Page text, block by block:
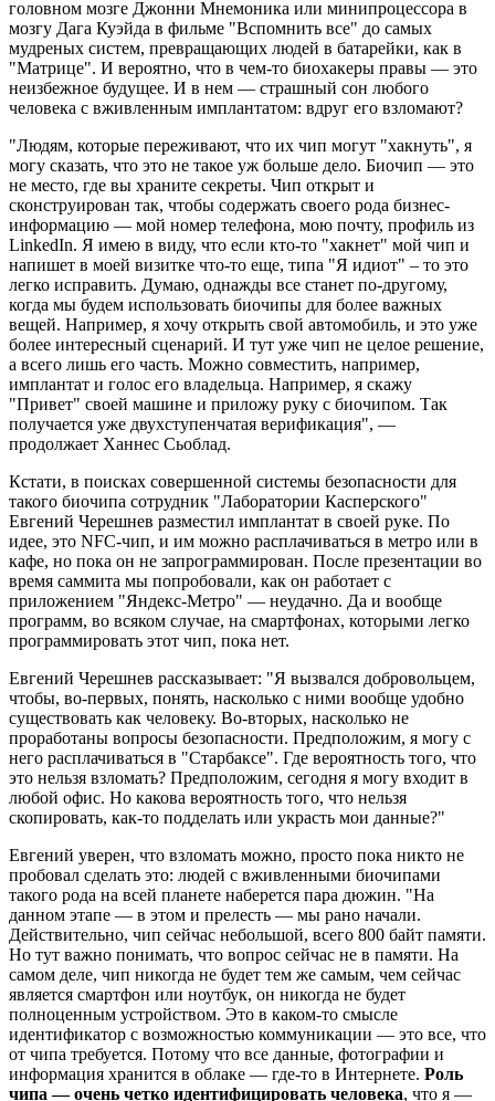
головном мозге Джонни Мнемоника или минипроцессора в
мозгу Дага Куэйда в фильме "Вспомнить все" до самых
мудреных систем, превращающих людей в батарейки, как в
"Матрице". И вероятно, что в чем-то биохакеры правы — это
неизбежное будущее. И в нем — страшный сон любого
человека с вживленным имплантатом: вдруг его взломают?
"Людям, которые переживают, что их чип могут "хакнуть", я
могу сказать, что это не такое уж больше дело. Биочип — это
не место, где вы храните секреты. Чип открыт и
сконструирован так, чтобы содержать своего рода бизнес-
информацию — мой номер телефона, мою почту, профиль из
LinkedIn. Я имею в виду, что если кто-то "хакнет" мой чип и
напишет в моей визитке что-то еще, типа "Я идиот" – то это
легко исправить. Думаю, однажды все станет по-другому,
когда мы будем использовать биочипы для более важных
вещей. Например, я хочу открыть свой автомобиль, и это уже
более интересный сценарий. И тут уже чип не целое решение,
а всего лишь его часть. Можно совместить, например,
имплантат и голос его владельца. Например, я скажу
"Привет" своей машине и приложу руку с биочипом. Так
получается уже двухступенчатая верификация", —
продолжает Ханнес Сьоблад.
Кстати, в поисках совершенной системы безопасности для
такого биочипа сотрудник "Лаборатории Касперского"
Евгений Черешнев разместил имплантат в своей руке. По
идее, это NFC-чип, и им можно расплачиваться в метро или в
кафе, но пока он не запрограммирован. После презентации во
время саммита мы попробовали, как он работает с
приложением "Яндекс-Метро" — неудачно. Да и вообще
программ, во всяком случае, на смартфонах, которыми легко
программировать этот чип, пока нет.
Евгений Черешнев рассказывает: "Я вызвался добровольцем,
чтобы, во-первых, понять, насколько с ними вообще удобно
существовать как человеку. Во-вторых, насколько не
проработаны вопросы безопасности. Предположим, я могу с
него расплачиваться в "Старбаксе". Где вероятность того, что
это нельзя взломать? Предположим, сегодня я могу входит в
любой офис. Но какова вероятность того, что нельзя
скопировать, как-то подделать или украсть мои данные?"
Евгений уверен, что взломать можно, просто пока никто не
пробовал сделать это: людей с вживленными биочипами
такого рода на всей планете наберется пара дюжин. "На
данном этапе — в этом и прелесть — мы рано начали.
Действительно, чип сейчас небольшой, всего 800 байт памяти.
Но тут важно понимать, что вопрос сейчас не в памяти. На
самом деле, чип никогда не будет тем же самым, чем сейчас
является смартфон или ноутбук, он никогда не будет
полноценным устройством. Это в каком-то смысле
идентификатор с возможностью коммуникации — это все, что
от чипа требуется. Потому что все данные, фотографии и
информация хранится в облаке — где-то в Интернете. Роль
чипа — очень четко идентифицировать человека, что я —